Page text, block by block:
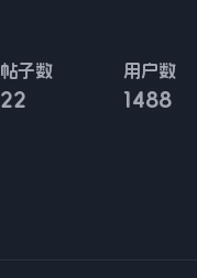
帖子数
22
用户数
1488